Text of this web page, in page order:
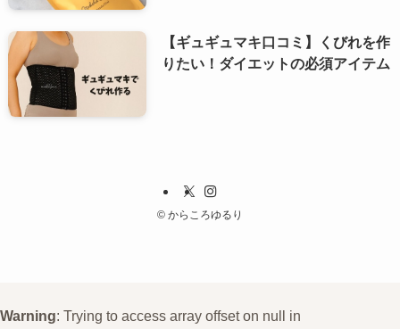
【ギュギュマキ口コミ】くびれを作
りたい！ダイエットの必須アイテム
© からころゆるり
Warning: Trying to access array offset on null in